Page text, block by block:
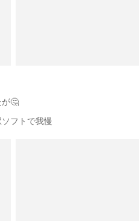
が🤔
フトで我慢